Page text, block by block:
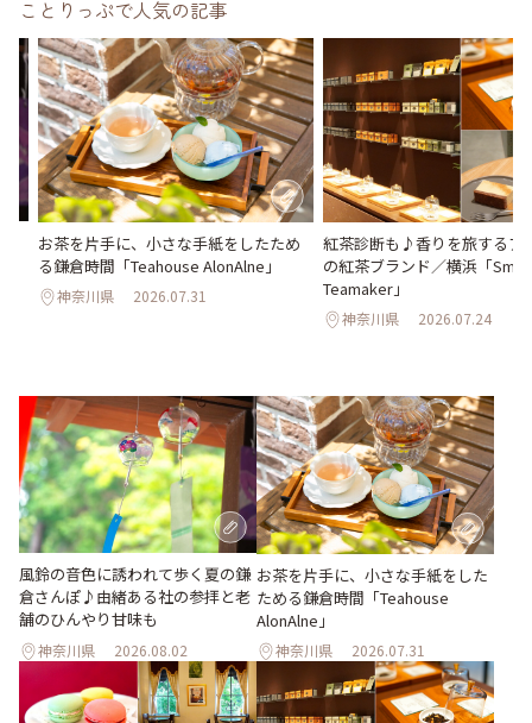
ことりっぷで人気の記事
お茶を片手に、小さな手紙をしたため
る鎌倉時間「Teahouse AlonAlne」
神奈川県 2026.07.31
紅茶診断も♪香りを旅するア
の紅茶ブランド／横浜「Smith
Teamaker」
神奈川県 2026.07.24
風鈴の音色に誘われて歩く夏の鎌
倉さんぽ♪由緒ある社の参拝と老
舗のひんやり甘味も
神奈川県 2026.08.02
お茶を片手に、小さな手紙をした
ためる鎌倉時間「Teahouse
AlonAlne」
神奈川県 2026.07.31